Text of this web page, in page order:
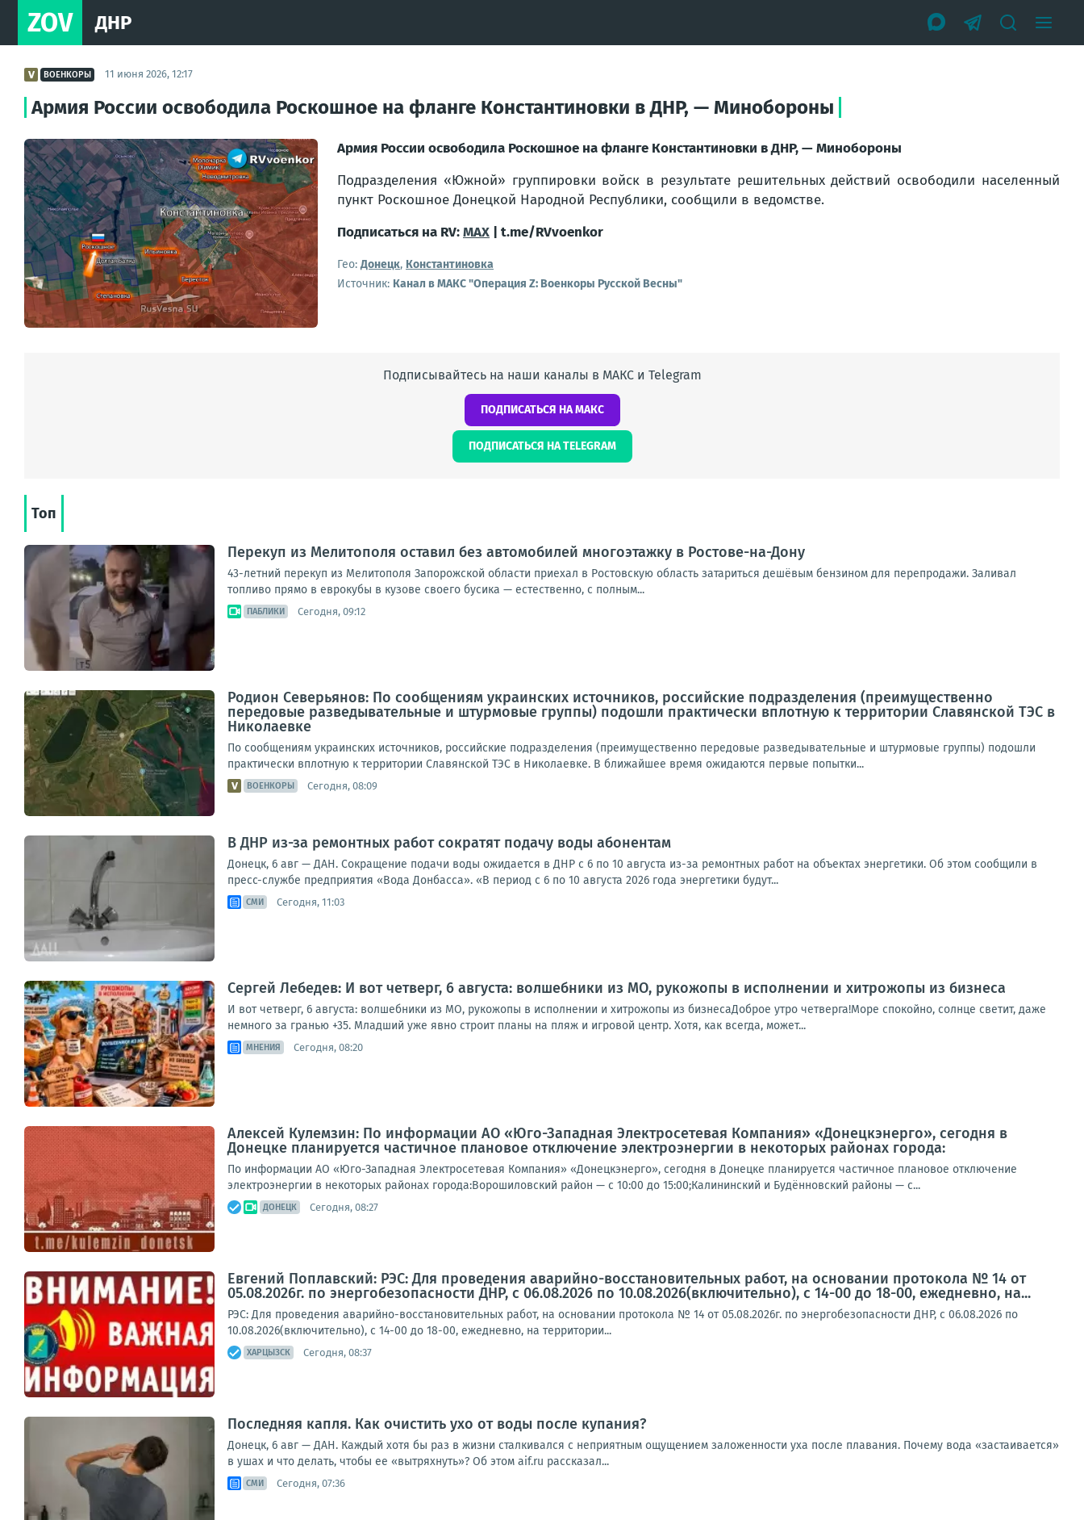
ZOV ДНР
ВОЕНКОРЫ 11 июня 2026, 12:17
Армия России освободила Роскошное на фланге Константиновки в ДНР, — Минобороны
Армия России освободила Роскошное на фланге Константиновки в ДНР, — Минобороны
Подразделения «Южной» группировки войск в результате решительных действий освободили населенный
пункт Роскошное Донецкой Народной Республики, сообщили в ведомстве.
Подписаться на RV:MAX | t.me/RVvoenkor
Гео:Донецк, Константиновка
Источник: Канал в МАКС "Операция Z: Военкоры Русской Весны"
Подписывайтесь на наши каналы в МАКС и Telegram
ПОДПИСАТЬСЯ НА МАКС
ПОДПИСАТЬСЯ НА TELEGRAM
Топ
Перекуп из Мелитополя оставил без автомобилей многоэтажку в Ростове-на-Дону
43-летний перекуп из Мелитополя Запорожской области приехал в Ростовскую область затариться дешёвым бензином для перепродажи. Заливал
топливо прямо в еврокубы в кузове своего бусика — естественно, с полным...
ПАБЛИКИ Сегодня, 09:12
Родион Северьянов: По сообщениям украинских источников, российские подразделения (преимущественно
передовые разведывательные и штурмовые группы) подошли практически вплотную к территории Славянской ТЭС в
Николаевке
По сообщениям украинских источников, российские подразделения (преимущественно передовые разведывательные и штурмовые группы) подошли
практически вплотную к территории Славянской ТЭС в Николаевке. В ближайшее время ожидаются первые попытки...
ВОЕНКОРЫ Сегодня, 08:09
В ДНР из-за ремонтных работ сократят подачу воды абонентам
Донецк, 6 авг — ДАН. Сокращение подачи воды ожидается в ДНР с 6 по 10 августа из-за ремонтных работ на объектах энергетики. Об этом сообщили в
пресс-службе предприятия «Вода Донбасса». «В период с 6 по 10 августа 2026 года энергетики будут...
СМИ Сегодня, 11:03
Сергей Лебедев: И вот четверг, 6 августа: волшебники из МО, рукожопы в исполнении и хитрожопы из бизнеса
И вот четверг, 6 августа: волшебники из МО, рукожопы в исполнении и хитрожопы из бизнесаДоброе утро четверга!Море спокойно, солнце светит, даже
немного за гранью +35. Младший уже явно строит планы на пляж и игровой центр. Хотя, как всегда, может...
МНЕНИЯ Сегодня, 08:20
Алексей Кулемзин: По информации АО «Юго-Западная Электросетевая Компания» «Донецкэнерго», сегодня в
Донецке планируется частичное плановое отключение электроэнергии в некоторых районах города:
По информации АО «Юго-Западная Электросетевая Компания» «Донецкэнерго», сегодня в Донецке планируется частичное плановое отключение
электроэнергии в некоторых районах города:Ворошиловский район — с 10:00 до 15:00;Калининский и Будённовский районы — с...
ДОНЕЦК Сегодня, 08:27
Евгений Поплавский: РЭС: Для проведения аварийно-восстановительных работ, на основании протокола № 14 от
05.08.2026г. по энергобезопасности ДНР, с 06.08.2026 по 10.08.2026(включительно), с 14-00 до 18-00, ежедневно, на...
РЭС: Для проведения аварийно-восстановительных работ, на основании протокола № 14 от 05.08.2026г. по энергобезопасности ДНР, с 06.08.2026 по
10.08.2026(включительно), с 14-00 до 18-00, ежедневно, на территории...
ХАРЦЫЗСК Сегодня, 08:37
Последняя капля. Как очистить ухо от воды после купания?
Донецк, 6 авг — ДАН. Каждый хотя бы раз в жизни сталкивался с неприятным ощущением заложенности уха после плавания. Почему вода «застаивается»
в ушах и что делать, чтобы ее «вытряхнуть»? Об этом aif.ru рассказал...
СМИ Сегодня, 07:36